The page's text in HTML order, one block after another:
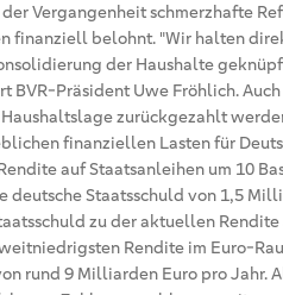
Vergangenheit schmerzhafte
finanziell belohnt. "Wir halten
der Haushalte
BVR-Präsident Uwe Fröhlich.
zurückgezahlt
finanziellen Lasten für
auf Staatsanleihen um 10
deutsche Staatsschuld von 1,5
zu der aktuellen
Rendite im Euro-
rund 9 Milliarden Euro pro Jahr.